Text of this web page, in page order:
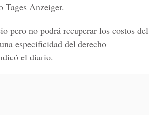
Tages Anzeiger.
pero no podrá recuperar los costos del
especificidad del derecho
el diario.